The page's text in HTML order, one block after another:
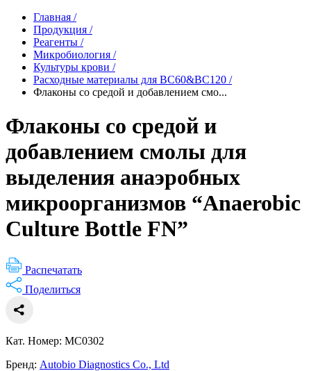
Главная /
Продукция /
Реагенты /
Микробиология /
Культуры крови /
Расходные материалы для BC60&BC120 /
Флаконы со средой и добавлением смо...
Флаконы со средой и
добавлением смолы для
выделения анаэробных
микроорганизмов “Anaerobic
Culture Bottle FN”
Распечатать
Поделиться
Кат. Номер: MC0302
Бренд: Autobio Diagnostics Co., Ltd